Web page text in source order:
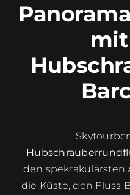
den spektakulärsten
die Küste, den Fluss